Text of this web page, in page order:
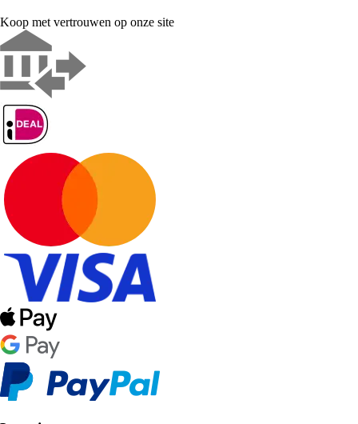
Koop met vertrouwen op onze site